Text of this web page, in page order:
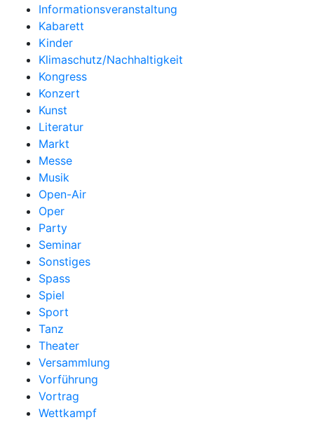
Informationsveranstaltung
Kabarett
Kinder
Klimaschutz/Nachhaltigkeit
Kongress
Konzert
Kunst
Literatur
Markt
Messe
Musik
Open-Air
Oper
Party
Seminar
Sonstiges
Spass
Spiel
Sport
Tanz
Theater
Versammlung
Vorführung
Vortrag
Wettkampf